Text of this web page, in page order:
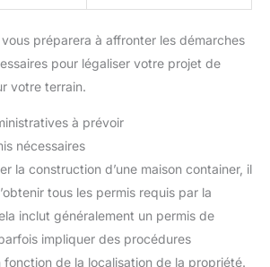
préparera à affronter les démarches
pour légaliser votre projet de
votre terrain.
à prévoir
nécessaires
la construction d’une maison container, il
tous les permis requis par la
inclut généralement un permis de
impliquer des procédures
fonction de la localisation de la propriété.